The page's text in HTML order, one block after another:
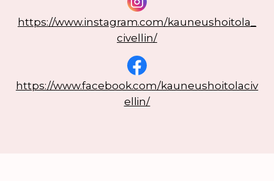
https://www.instagram.com/kauneushoitola_
civellin/
https://www.facebook.com/kauneushoitolaciv
ellin/